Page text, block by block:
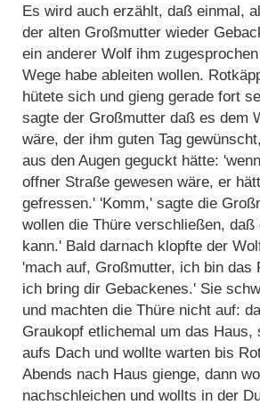
Es wird auch erzählt, daß einmal,
der alten Großmutter wieder
ein anderer Wolf ihm
Wege habe ableiten wollen.
hütete sich und gieng gerade fort
sagte der Großmutter daß es dem
wäre, der ihm guten Tag
aus den Augen geguckt hätte:
offner Straße gewesen wäre, er
gefressen.' 'Komm,' sagte die
wollen die Thüre verschließen,
kann.' Bald darnach klopfte der
'mach auf, Großmutter, ich bin das
ich bring dir Gebackenes.' Sie
und machten die Thüre nicht auf:
Graukopf etlichemal um das Haus,
aufs Dach und wollte warten bis
Abends nach Haus gienge, dann
nachschleichen und wollts in der